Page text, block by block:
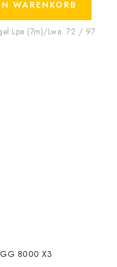
WARENKORB
Lpa (7m)/Lwa: 72 / 97
8000 X3